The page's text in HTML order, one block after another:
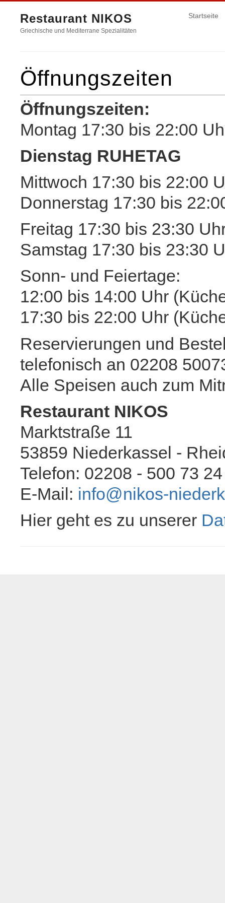
Restaurant NIKOS
Griechische und Mediterrane Spezialitäten
Startseite
Öffnungszeiten
Öffnungszeiten:
Montag 17:30 bis 22:00
Dienstag RUHETAG
Mittwoch 17:30 bis 22:00
Donnerstag 17:30 bis
Freitag 17:30 bis 23:30
Samstag 17:30 bis 23:30
Sonn- und Feiertage:
12:00 bis 14:00 Uhr
17:30 bis 22:00 Uhr
Reservierungen und
telefonisch an 02208
Alle Speisen auch zum
Restaurant NIKOS
Marktstraße 11
53859 Niederkassel -
Telefon: 02208 - 500 73 24
E-Mail: info@nikos-
Hier geht es zu unserer